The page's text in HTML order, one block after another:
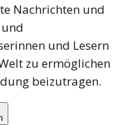
Nachrichten und
und Lesern
zu ermöglichen
beizutragen.